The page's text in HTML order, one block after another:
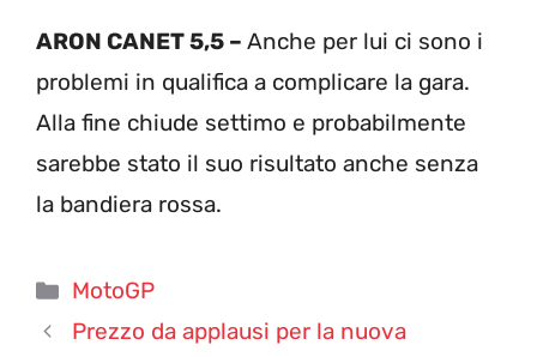
ARON CANET 5,5 – Anche per lui ci sono i
problemi in qualifica a complicare la gara.
Alla fine chiude settimo e probabilmente
sarebbe stato il suo risultato anche senza
la bandiera rossa.
Categorie
MotoGP
Prezzo da applausi per la nuova